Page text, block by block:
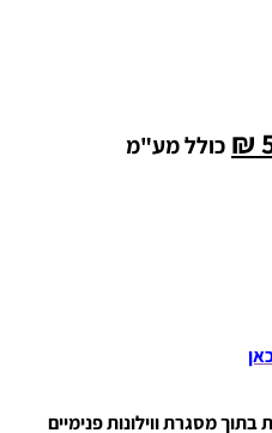
₪ כולל מע"מ
בתוך מסגרת ווילונות פנימיים